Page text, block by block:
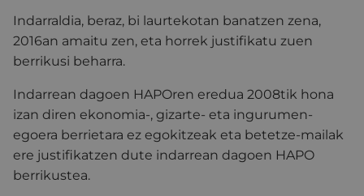
Indarraldia, beraz, bi laurtekotan banatzen zena,
2016an amaitu zen, eta horrek justifikatu zuen
berrikusi beharra.
Indarrean dagoen HAPOren eredua 2008tik hona
izan diren ekonomia-, gizarte- eta ingurumen-
egoera berrietara ez egokitzeak eta betetze-mailak
ere justifikatzen dute indarrean dagoen HAPO
berrikustea.